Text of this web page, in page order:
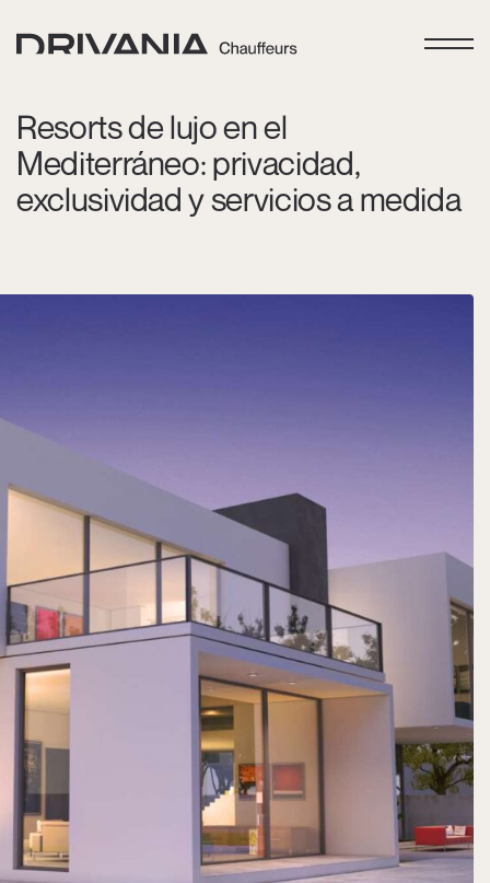
Resorts de lujo en el
Mediterráneo: privacidad,
exclusividad y servicios a medida